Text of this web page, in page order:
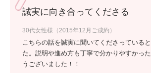
誠実に向き合ってくださる
30代女性様（2015年12月ご成約）
こちらの話を誠実に聞いてくださっている
た。説明や進め方も丁寧で分かりやすかっ
うございました！！